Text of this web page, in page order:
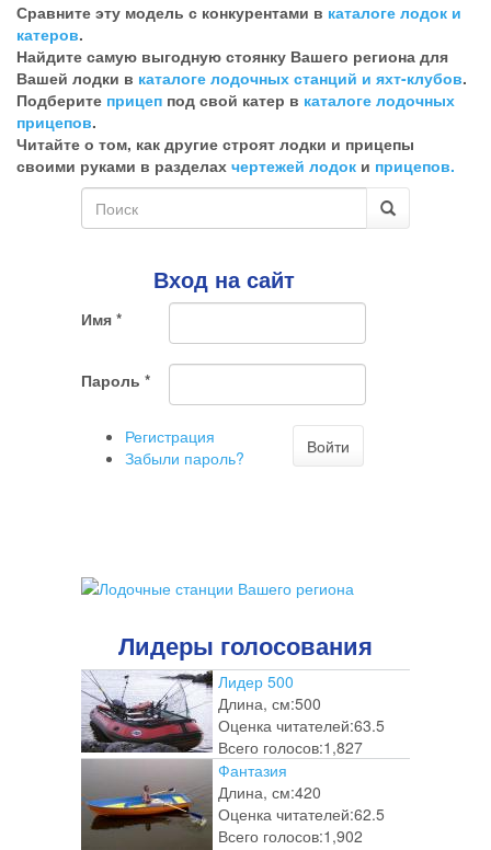
говорит
о
том,
что
Вы
хотите
ненужный
комментарий
Сравните эту модель с конкурентами в каталоге лодок и
катеров.
Найдите самую выгодную стоянку Вашего региона для
Вашей лодки в каталоге лодочных станций и яхт-клубов.
Подберите прицеп под свой катер в каталоге лодочных
прицепов.
Читайте о том, как другие строят лодки и прицепы
своими руками в разделах чертежей лодок и прицепов.
Форма
поиска
Вход на сайт
Имя *
Пароль *
Регистрация
Забыли пароль?
Войти
Лидеры голосования
Лидер 500
Длина, см:500
Оценка читателей:63.5
Всего голосов:1,827
Фантазия
Длина, см:420
Оценка читателей:62.5
Всего голосов:1,902